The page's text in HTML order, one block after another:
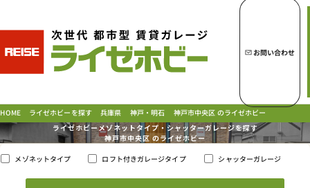
ライゼホビーの魅力
ラインナップ
ご契約の流れ・お支払方法
お問い合わせ
HOME ライゼホビーを探す 兵庫県 神戸・明石 神戸市中央区 のライゼホビー
ライゼホビーメゾネットタイプ・シャッターガレージを探す
神戸市中央区 のライゼホビー
メゾネットタイプ ロフト付きガレージタイプ シャッターガレージ